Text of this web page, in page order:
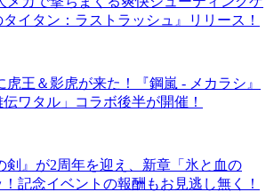
イタン：ラストラッシュ』リリース！
虎王＆影虎が来た！『鋼嵐 - メカラシ』
ワタル」コラボ後半が開催！
剣』が2周年を迎え、新章「氷と血の
記念イベントの報酬もお見逃し無く！